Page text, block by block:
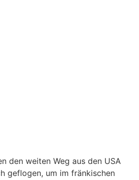
den weiten Weg aus den USA
geflogen, um im fränkischen